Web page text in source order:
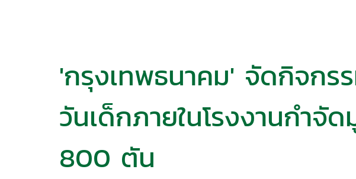
'กรุงเทพธนาคม' จัดกิจกร
วันเด็กภายในโรงงานกำจั
800​ ตัน